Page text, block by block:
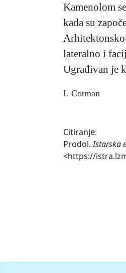
Kamenolom
kada su
lateralno i
Ugrađivan je
I. Cotman
Citiranje:
Prodol.Istarska
<https://